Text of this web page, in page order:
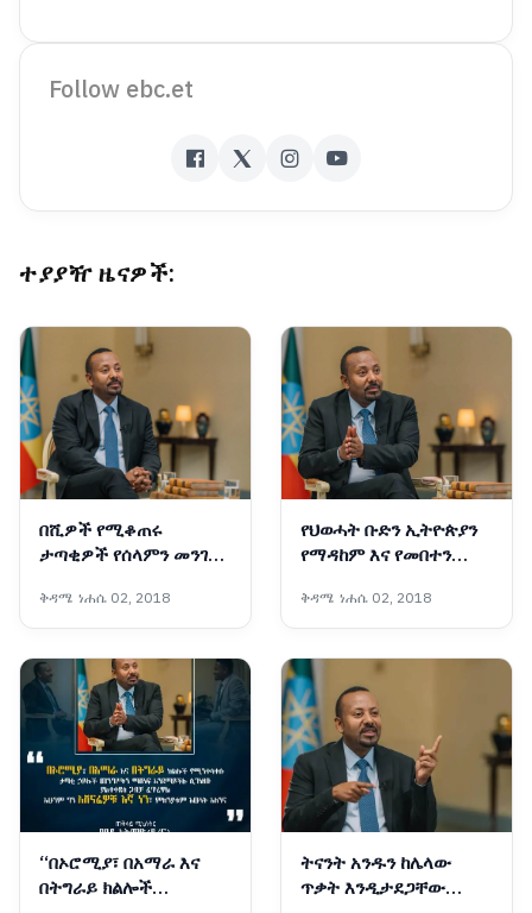
Follow ebc.et
ተያያዥ ዜናዎች:
በሺዎች የሚቆጠሩ
ታጣቂዎች የሰላምን መንገድ
እየተቀላቀሉ ነው - ጠቅላይ
ሚኒስትር ዐቢይ አሕመድ
(ዶ/ር)
ቅዳሜ ነሐሴ 02, 2018
የህወሓት ቡድን ኢትዮጵያን
የማዳከም እና የመበተን
ጠላቶች መሳሪያ በመሆን
እያገለገለ ይገኛል - ጠቅላይ
ሚኒስትር ዐቢይ አሕመድ
(ዶ/ር)
ቅዳሜ ነሐሴ 02, 2018
“በኦሮሚያ፣ በአማራ እና
በትግራይ ክልሎች
ትናንት አንዱን ከሌላው
ጥቃት እንዲታደጋቸው